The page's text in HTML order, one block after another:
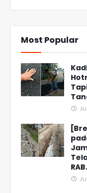
Most Popular